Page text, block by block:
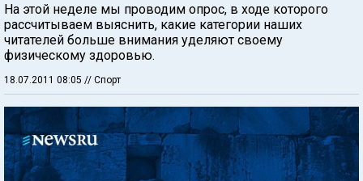
На этой неделе мы проводим опрос, в ходе которого
рассчитываем выяснить, какие категории наших
читателей больше внимания уделяют своему
физическому здоровью.
18.07.2011 08:05 // Спорт